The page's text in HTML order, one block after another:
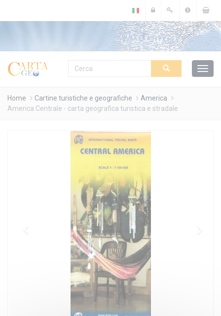
Home Cartine turistiche e geografiche
America
America Centrale - carta geografica turistica e stradale